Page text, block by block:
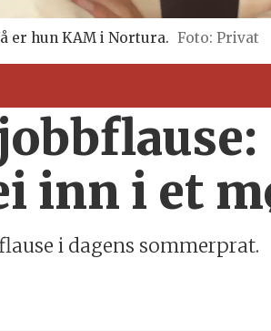
er hun KAM i Nortura. Foto: Privat
inn i et
i dagens sommerprat.